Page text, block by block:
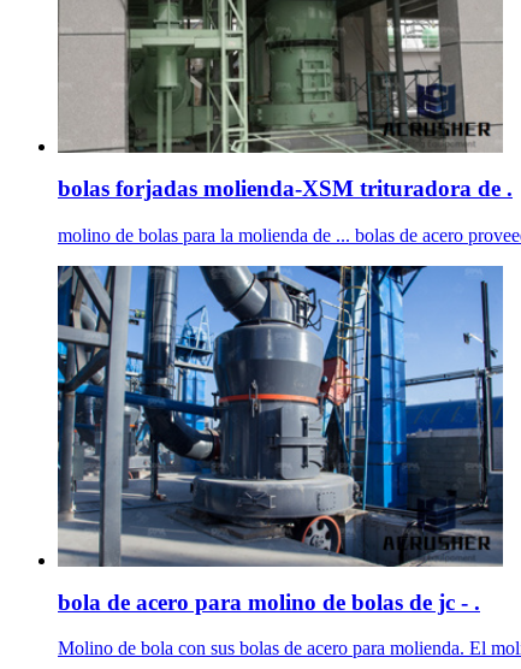
bolas forjadas molienda-XSM trituradora de .
molino de bolas para la molienda de ... bolas de acero
bola de acero para molino de bolas de jc - .
Molino de bola con sus bolas de acero para molienda. El